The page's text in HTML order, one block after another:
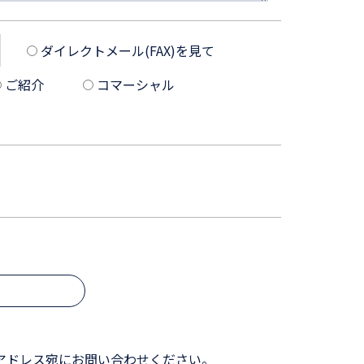
ダイレクトメール(FAX)を見て
ご紹介
コマーシャル
レス宛にお問い合わせください。